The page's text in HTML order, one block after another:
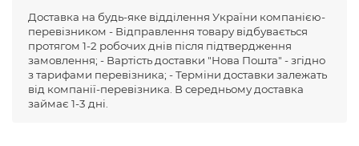
Доставка на будь-яке відділення України компанією-
перевізником - Відправлення товару відбувається
протягом 1-2 робочих днів після підтвердження
замовлення; - Вартість доставки "Нова Пошта" - згідно
з тарифами перевізника; - Терміни доставки залежать
від компанії-перевізника. В середньому доставка
займає 1-3 дні.